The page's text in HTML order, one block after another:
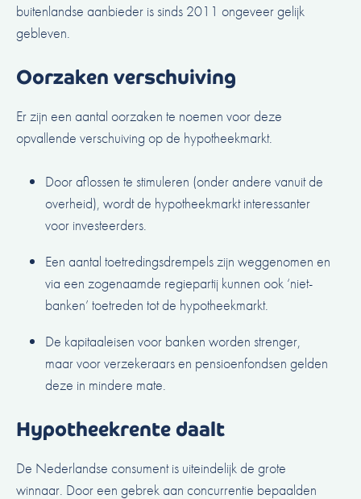
buitenlandse aanbieder is sinds 2011 ongeveer gelijk
gebleven.
Oorzaken verschuiving
Er zijn een aantal oorzaken te noemen voor deze
opvallende verschuiving op de hypotheekmarkt.
Door aflossen te stimuleren (onder andere vanuit de
overheid), wordt de hypotheekmarkt interessanter
voor investeerders.
Een aantal toetredingsdrempels zijn weggenomen en
via een zogenaamde regiepartij kunnen ook ‘niet-
banken’ toetreden tot de hypotheekmarkt.
De kapitaaleisen voor banken worden strenger,
maar voor verzekeraars en pensioenfondsen gelden
deze in mindere mate.
Hypotheekrente daalt
De Nederlandse consument is uiteindelijk de grote
winnaar. Door een gebrek aan concurrentie bepaalden